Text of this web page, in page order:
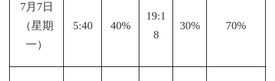
7月7日
（星期
一）
5:40 40%
19:1
8
30% 70%